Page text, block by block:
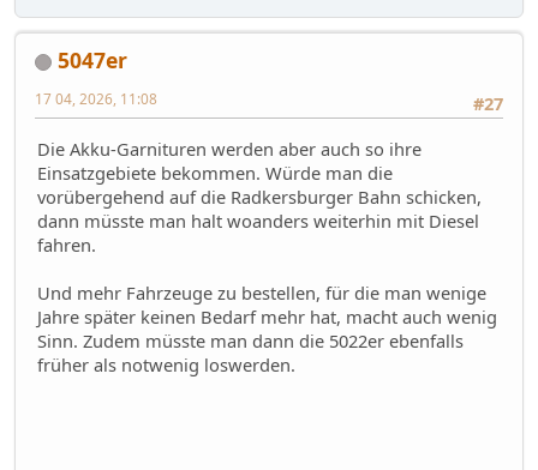
5047er
#27
17 04, 2026, 11:08
Die Akku-Garnituren werden aber auch so ihre
Einsatzgebiete bekommen. Würde man die
vorübergehend auf die Radkersburger Bahn schicken,
dann müsste man halt woanders weiterhin mit Diesel
fahren.
Und mehr Fahrzeuge zu bestellen, für die man wenige
Jahre später keinen Bedarf mehr hat, macht auch wenig
Sinn. Zudem müsste man dann die 5022er ebenfalls
früher als notwenig loswerden.